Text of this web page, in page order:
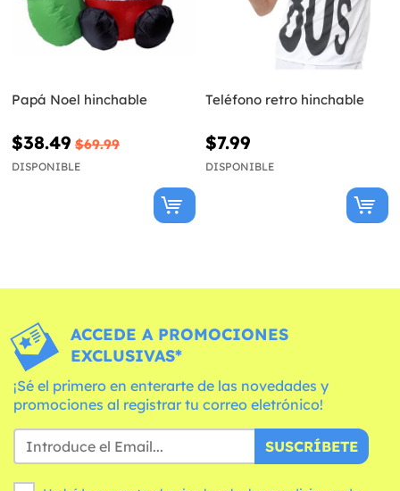
Papá Noel hinchable
$38.49 $69.99
DISPONIBLE
Teléfono retro hinchable
$7.99
DISPONIBLE
ACCEDE A PROMOCIONES
EXCLUSIVAS*
¡Sé el primero en enterarte de las novedades y
promociones al registrar tu correo eletrónico!
SUSCRÍBETE